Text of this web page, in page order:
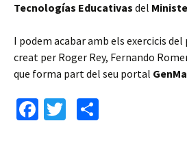
Tecnologías Educativas del
I podem acabar amb els exercicis
creat per Roger Rey, Fernando
que forma part del seu portal
Fa
T